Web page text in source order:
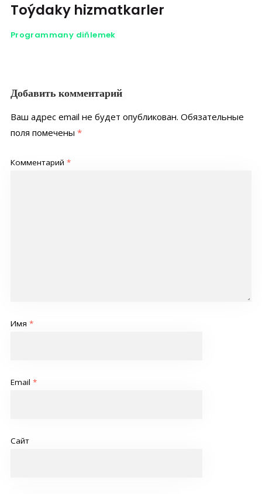
Toýdaky hizmatkarler
Programmany diňlemek
Добавить комментарий
Ваш адрес email не будет опубликован. Обязательные
поля помечены *
Комментарий *
Имя *
Email *
Сайт